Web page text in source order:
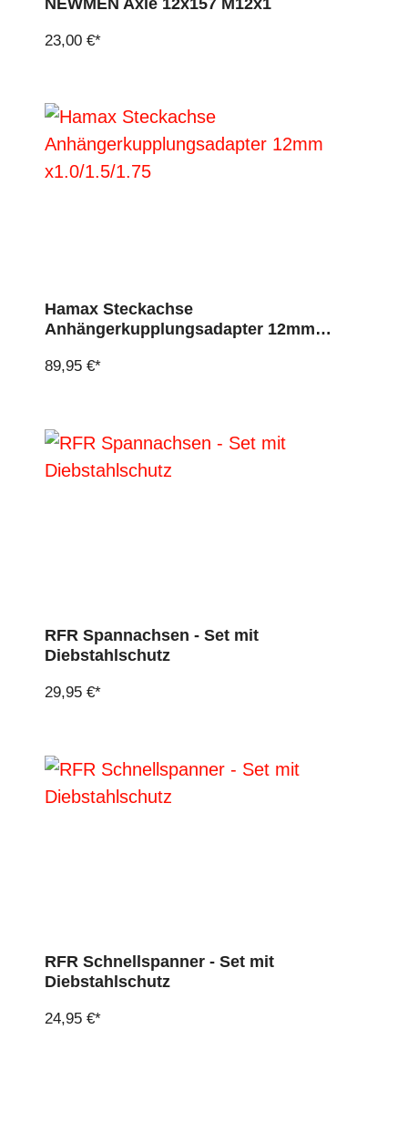
23,00 €*
Hamax Steckachse
Anhängerkupplungsadapter 12mm
89,95 €*
RFR Spannachsen - Set mit
Diebstahlschutz
29,95 €*
RFR Schnellspanner - Set mit
Diebstahlschutz
24,95 €*